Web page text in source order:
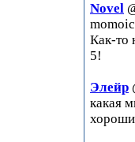
Novel
Как-то
5!
Элейр
какая